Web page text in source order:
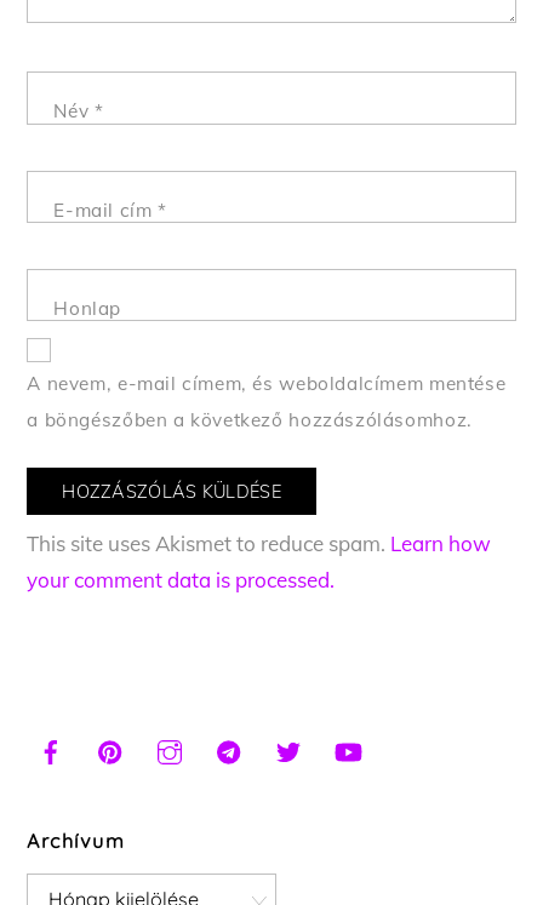
Név *
E-mail cím*
Honlap
A nevem, e-mail címem, és weboldalcímem mentése
a böngészőben a következő hozzászólásomhoz.
This site uses Akismet to reduce spam. Learn how
your comment data is processed.
Archívum
Archívum